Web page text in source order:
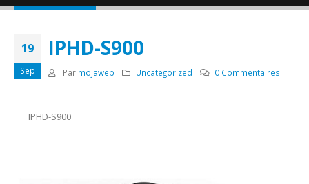
19
Sep
IPHD-S900
Par mojaweb Uncategorized 0 Commentaires
IPHD-S900